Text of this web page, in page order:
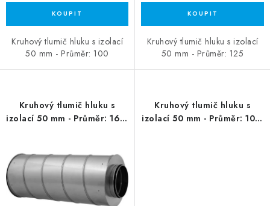
Kruhový tlumič hluku s izolací
50 mm - Průměr: 100
Kruhový tlumič hluku s izolací
50 mm - Průměr: 125
Kruhový tlumič hluku s
izolací 50 mm - Průměr: 160,
Kruhový tlumič hluku s
izolací 50 mm - Průměr: 100,